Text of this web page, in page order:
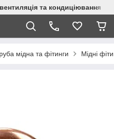
та кондиціювання
мідна та фітинги Мідні